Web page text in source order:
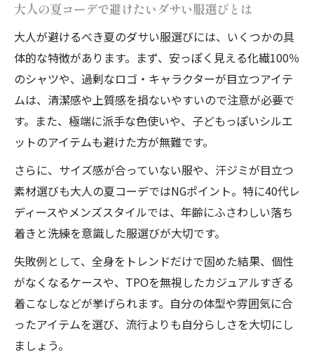
大人の夏コーデで避けたいダサい服選びとは
大人が避けるべき夏のダサい服選びには、いくつかの具
体的な特徴があります。まず、安っぽく見える化繊100％
のシャツや、過剰なロゴ・キャラクターが目立つアイテ
ムは、清潔感や上質感を損ないやすいので注意が必要で
す。また、極端に派手な色使いや、子どもっぽいシルエ
ットのアイテムも避けた方が無難です。
さらに、サイズ感が合っていない服や、汗ジミが目立つ
素材選びも大人の夏コーデではNGポイント。特に40代レ
ディースやメンズスタイルでは、年齢にふさわしい落ち
着きと洗練を意識した服選びが大切です。
失敗例として、全身をトレンドだけで固めた結果、個性
がなくなるケースや、TPOを無視したカジュアルすぎる
着こなしなどが挙げられます。自分の体型や雰囲気に合
ったアイテムを選び、流行よりも自分らしさを大切にし
ましょう。